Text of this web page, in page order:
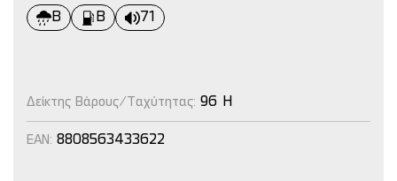
B B 71
Δείκτης Βάρους/Ταχύτητας: 96 H
EAN: 8808563433622